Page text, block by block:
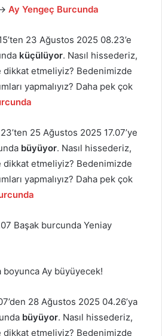
Ay Yengeç Burcunda
23 Ağustos 2025 08.23’e
küçülüyor. Nasıl hissederiz,
etmeliyiz? Bedenimizde
yapmalıyız? Daha pek çok
25 Ağustos 2025 17.07’ye
büyüyor. Nasıl hissederiz,
etmeliyiz? Bedenimizde
yapmalıyız? Daha pek çok
Başak burcunda Yeniay
Ay büyüyecek!
28 Ağustos 2025 04.26’ya
büyüyor. Nasıl hissederiz,
etmeliyiz? Bedenimizde